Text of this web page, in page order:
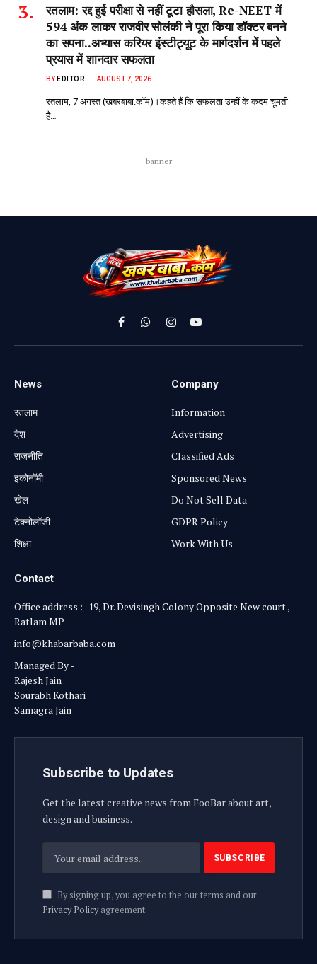
रतलाम: रद्द हुई परीक्षा से नहीं टूटा हौसला, Re-NEET में
594 अंक लाकर राजवीर सोलंकी ने पूरा किया डॉक्टर बनने
का सपना..अभ्यास करियर इंस्टीट्यूट के मार्गदर्शन में पहले
प्रयास में शानदार सफलता
BY EDITOR AUGUST 7, 2026
रतलाम, 7 अगस्त (खबरबाबा.कॉम)।कहते हैं कि सफलता उन्हीं के कदम चूमती
है…
banner
FacebookWhatsApp
InstagramYouTube
News
रतलाम
⁠देश
राजनीति
⁠इकोनॉमी
खेल
टेक्नोलॉजी
शिक्षा
Company
Information
Advertising
Classified Ads
Sponsored News
Do Not Sell Data
GDPR Policy
Work With Us
Contact
Office address :- 19, Dr. Devisingh Colony Opposite New court ,
Ratlam MP
info@khabarbaba.com
Managed By -
Rajesh Jain
Sourabh Kothari
Samagra Jain
Subscribe to Updates
Get the latest creative news from FooBar about art,
design and business.
By signing up, you agree to the our terms and our
Privacy Policyagreement.